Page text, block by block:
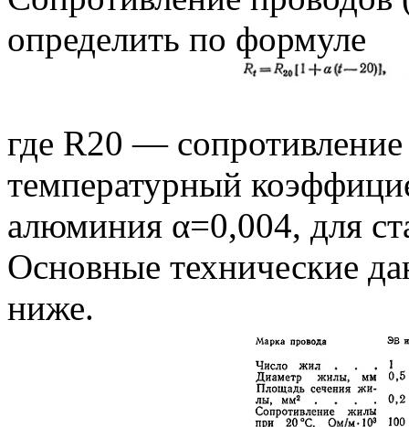
определить по формуле
где R20 —
температурный
алюминия α=0,004, для
Основные технические
ниже.